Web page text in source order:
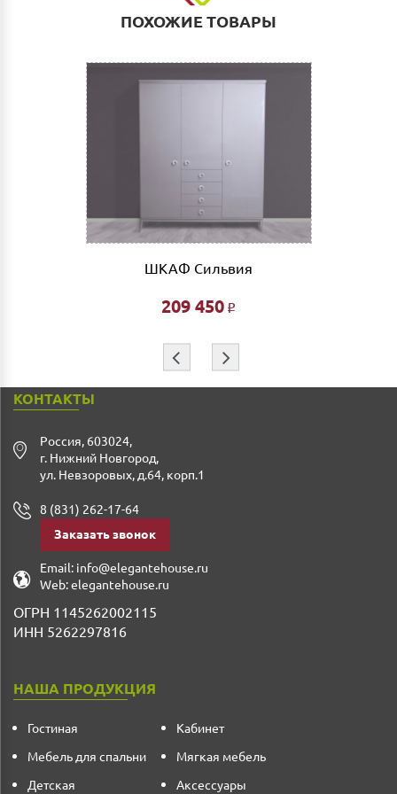
Деловые линии. Оплата услуг транспортной
компании за счет Покупателя.
Подъем мебели до первого этажа или любого этажа
при наличии исправного лифта 400 руб., подъем без
лифта 200 руб/этаж.
Сборка мебели рассчитывается автоматически при
совершении заказа в интернет магазине и является
фиксированной- 3% от стоимости заказа.
Дата доставки, выгрузки и сборки обговаривается
индивидуально.
Ждем Вас в нашем салоне и желаем Вам приятных
ПОХОЖИЕ ТОВАРЫ
⇦
ШКАФ Сильвия
209 450 Р
⇨
КОНТАКТЫ
Россия, 603024,
г. Нижний Новгород,
ул. Невзоровых, д.64, корп.1
8 (831) 262-17-64
Заказать звонок
Email: info@elegantehouse.ru
Web:elegantehouse.ru
ОГРН 1145262002115
ИНН 5262297816
НАША ПРОДУКЦИЯ
Гостиная
Мебель для спальни
Детская
Кабинет
Мягкая мебель
Аксессуары